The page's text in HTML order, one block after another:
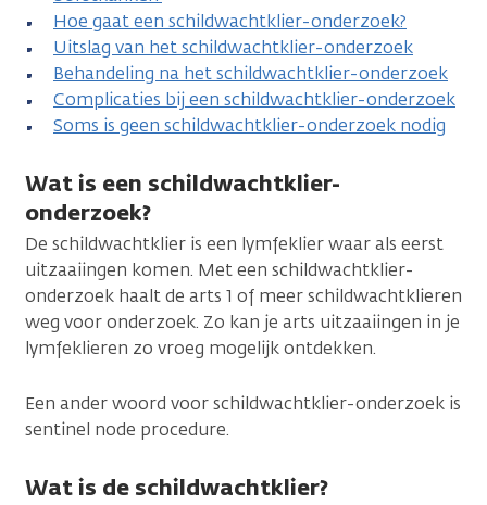
Hoe gaat een schildwachtklier-onderzoek?
Uitslag van het schildwachtklier-onderzoek
Behandeling na het schildwachtklier-onderzoek
Complicaties bij een schildwachtklier-onderzoek
Soms is geen schildwachtklier-onderzoek nodig
Wat is een schildwachtklier-
onderzoek?
De schildwachtklier is een lymfeklier waar als eerst
uitzaaiingen komen. Met een schildwachtklier-
onderzoek haalt de arts 1 of meer schildwachtklieren
weg voor onderzoek. Zo kan je arts uitzaaiingen in je
lymfeklieren zo vroeg mogelijk ontdekken.
Een ander woord voor schildwachtklier-onderzoek is
sentinel node procedure.
Wat is de schildwachtklier?